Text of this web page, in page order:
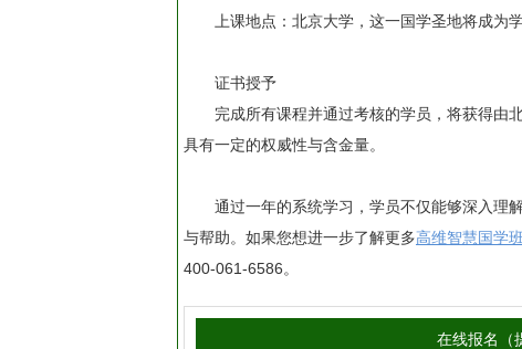
上课地点：北京大学，这一国学圣地将成为
证书授予
完成所有课程并通过考核的学员，将获得由
具有一定的权威性与含金量。
通过一年的系统学习，学员不仅能够深入理
与帮助。如果您想进一步了解更多高维智慧国学班
400-061-6586。
在线报名（